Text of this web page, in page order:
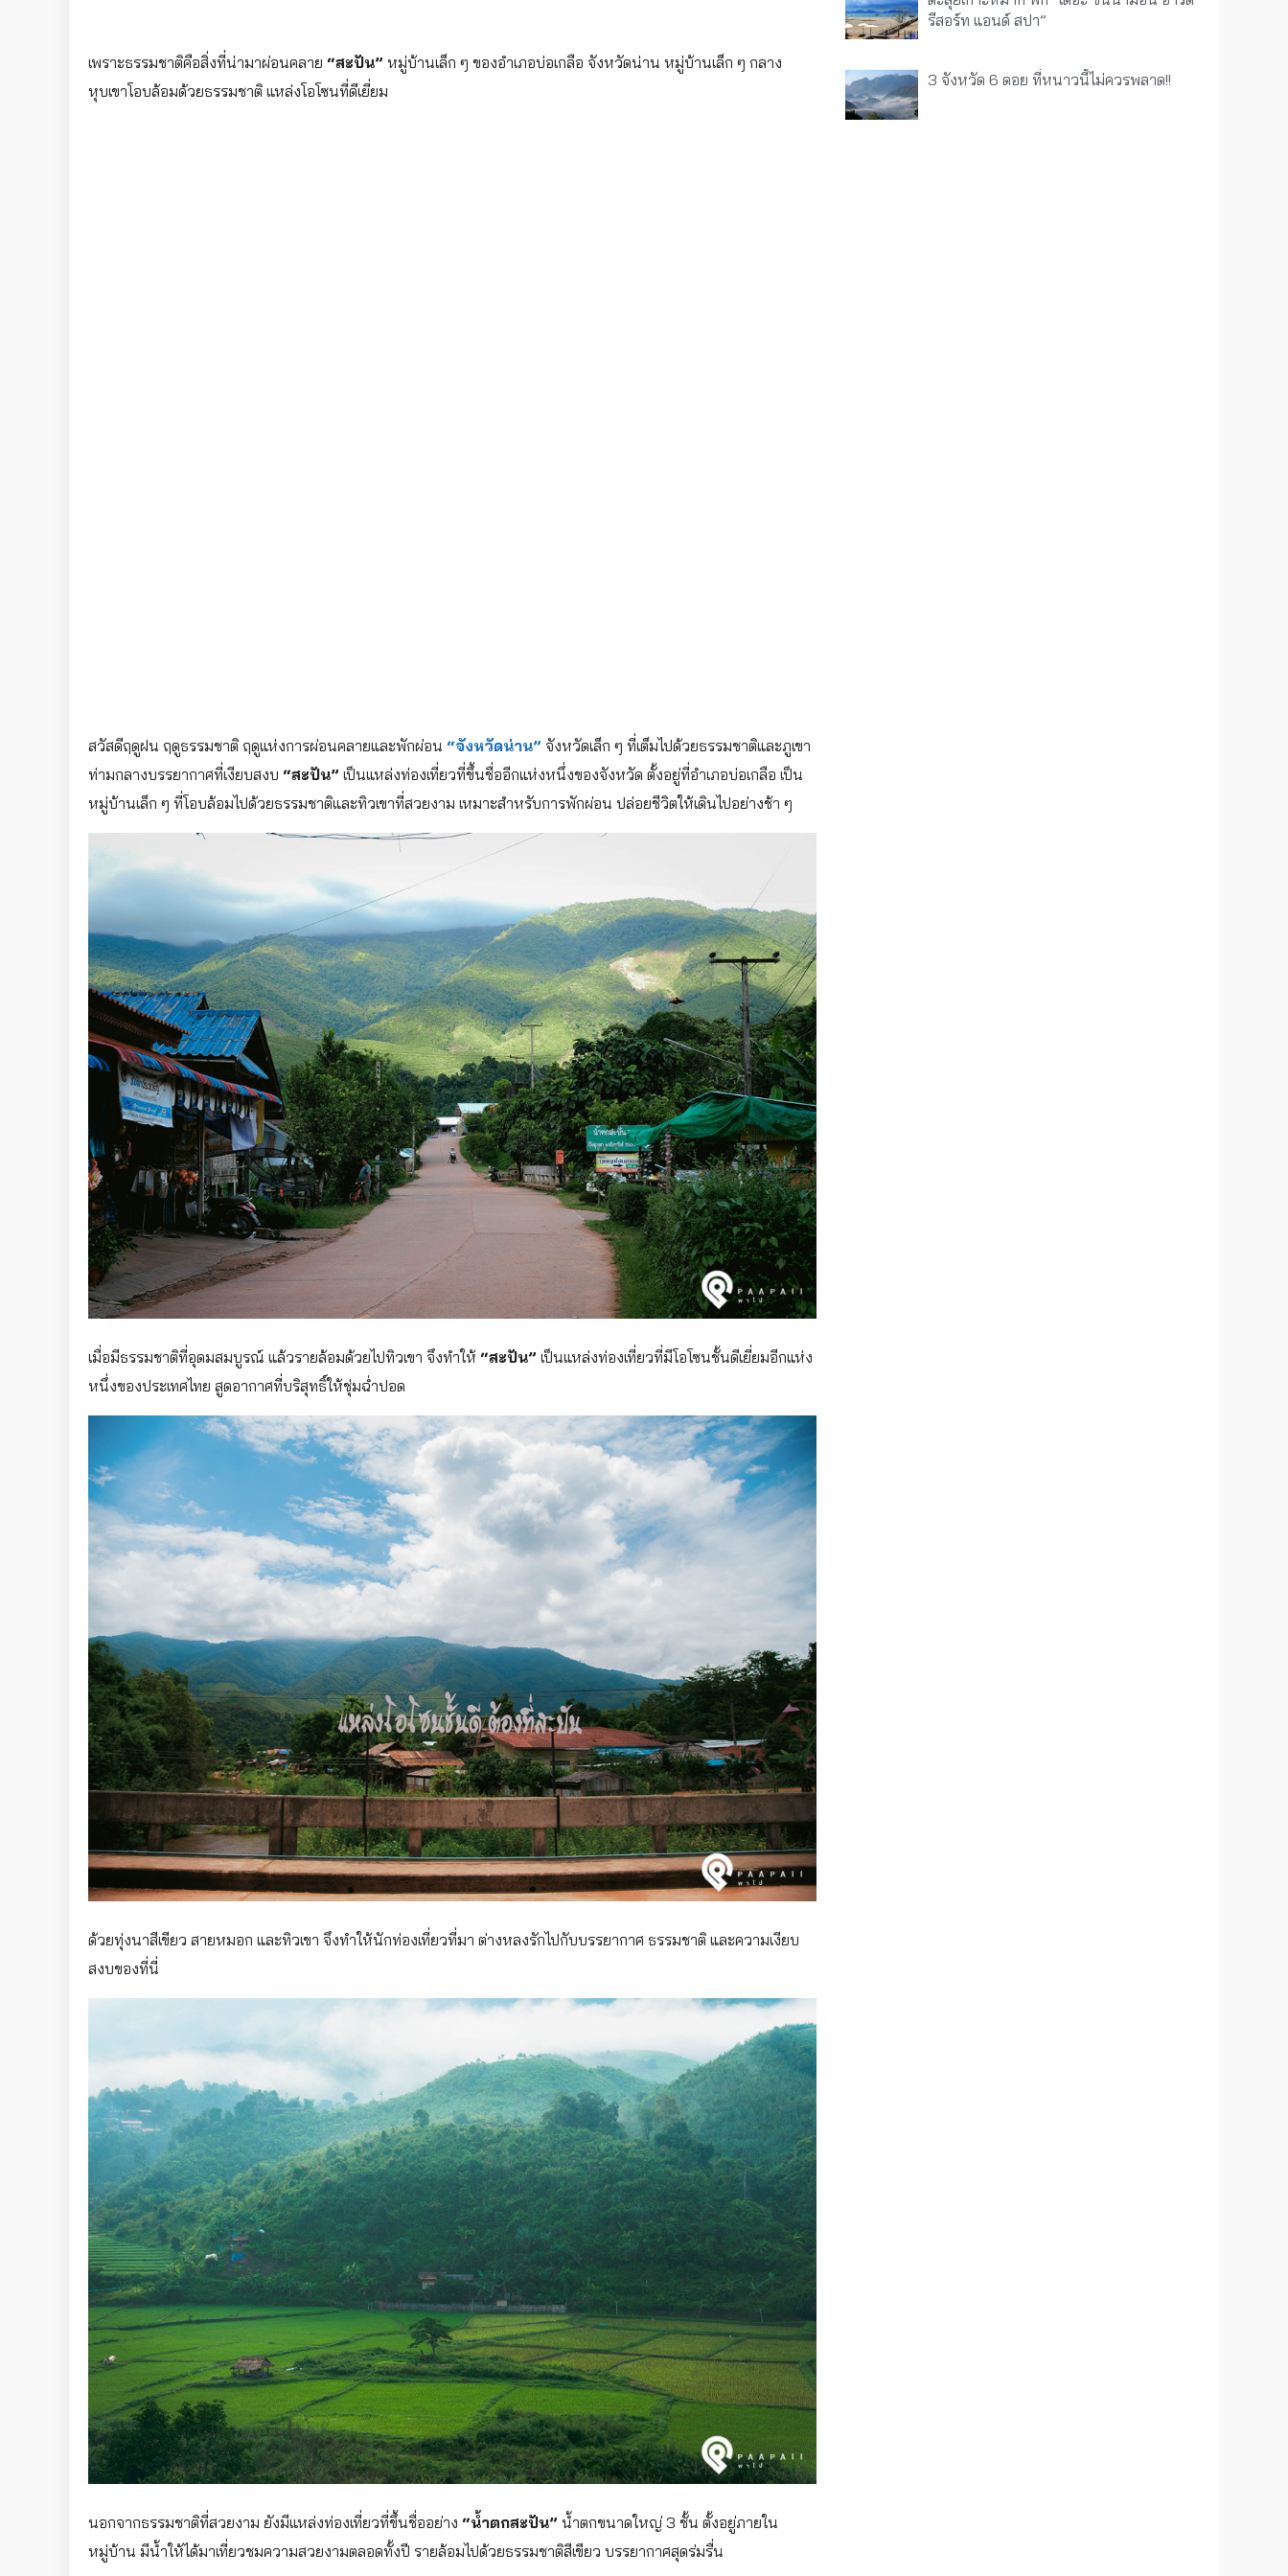
เพราะธรรมชาติคือสิ่งที่น่ามาผ่อนคลาย “สะปัน” หมู่บ้านเล็ก ๆ ของอำเภอบ่อเกลือ จังหวัดน่าน หมู่บ้านเล็ก ๆ กลาง
หุบเขาโอบล้อมด้วยธรรมชาติ แหล่งโอโซนที่ดีเยี่ยม
สวัสดีฤดูฝน ฤดูธรรมชาติ ฤดูแห่งการผ่อนคลายและพักผ่อน “จังหวัดน่าน” จังหวัดเล็ก ๆ ที่เต็มไปด้วยธรรมชาติและภูเขา
ท่ามกลางบรรยากาศที่เงียบสงบ “สะปัน” เป็นแหล่งท่องเที่ยวที่ขึ้นชื่ออีกแห่งหนึ่งของจังหวัด ตั้งอยู่ที่อำเภอบ่อเกลือ เป็น
หมู่บ้านเล็ก ๆ ที่โอบล้อมไปด้วยธรรมชาติและทิวเขาที่สวยงาม เหมาะสำหรับการพักผ่อน ปล่อยชีวิตให้เดินไปอย่างช้า ๆ
เมื่อมีธรรมชาติที่อุดมสมบูรณ์ แล้วรายล้อมด้วยไปทิวเขา จึงทำให้ “สะปัน” เป็นแหล่งท่องเที่ยวที่มีโอโซนชั้นดีเยี่ยมอีกแห่ง
หนึ่งของประเทศไทย สูดอากาศที่บริสุทธิ์ให้ชุ่มฉ่ำปอด
ด้วยทุ่งนาสีเขียว สายหมอก และทิวเขา จึงทำให้นักท่องเที่ยวที่มา ต่างหลงรักไปกับบรรยากาศ ธรรมชาติ และความเงียบ
สงบของที่นี่
นอกจากธรรมชาติที่สวยงาม ยังมีแหล่งท่องเที่ยวที่ขึ้นชื่ออย่าง “น้ำตกสะปัน” น้ำตกขนาดใหญ่ 3 ชั้น ตั้งอยู่ภายใน
หมู่บ้าน มีน้ำให้ได้มาเที่ยวชมความสวยงามตลอดทั้งปี รายล้อมไปด้วยธรรมชาติสีเขียว บรรยากาศสุดร่มรื่น
รีสอร์ท แอนด์ สปา”
3 จังหวัด 6 ดอย ที่หนาวนี้ไม่ควรพลาด!!